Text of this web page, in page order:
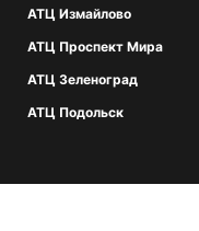
АТЦ Измайлово
АТЦ Проспект Мира
АТЦ Зеленоград
АТЦ Подольск